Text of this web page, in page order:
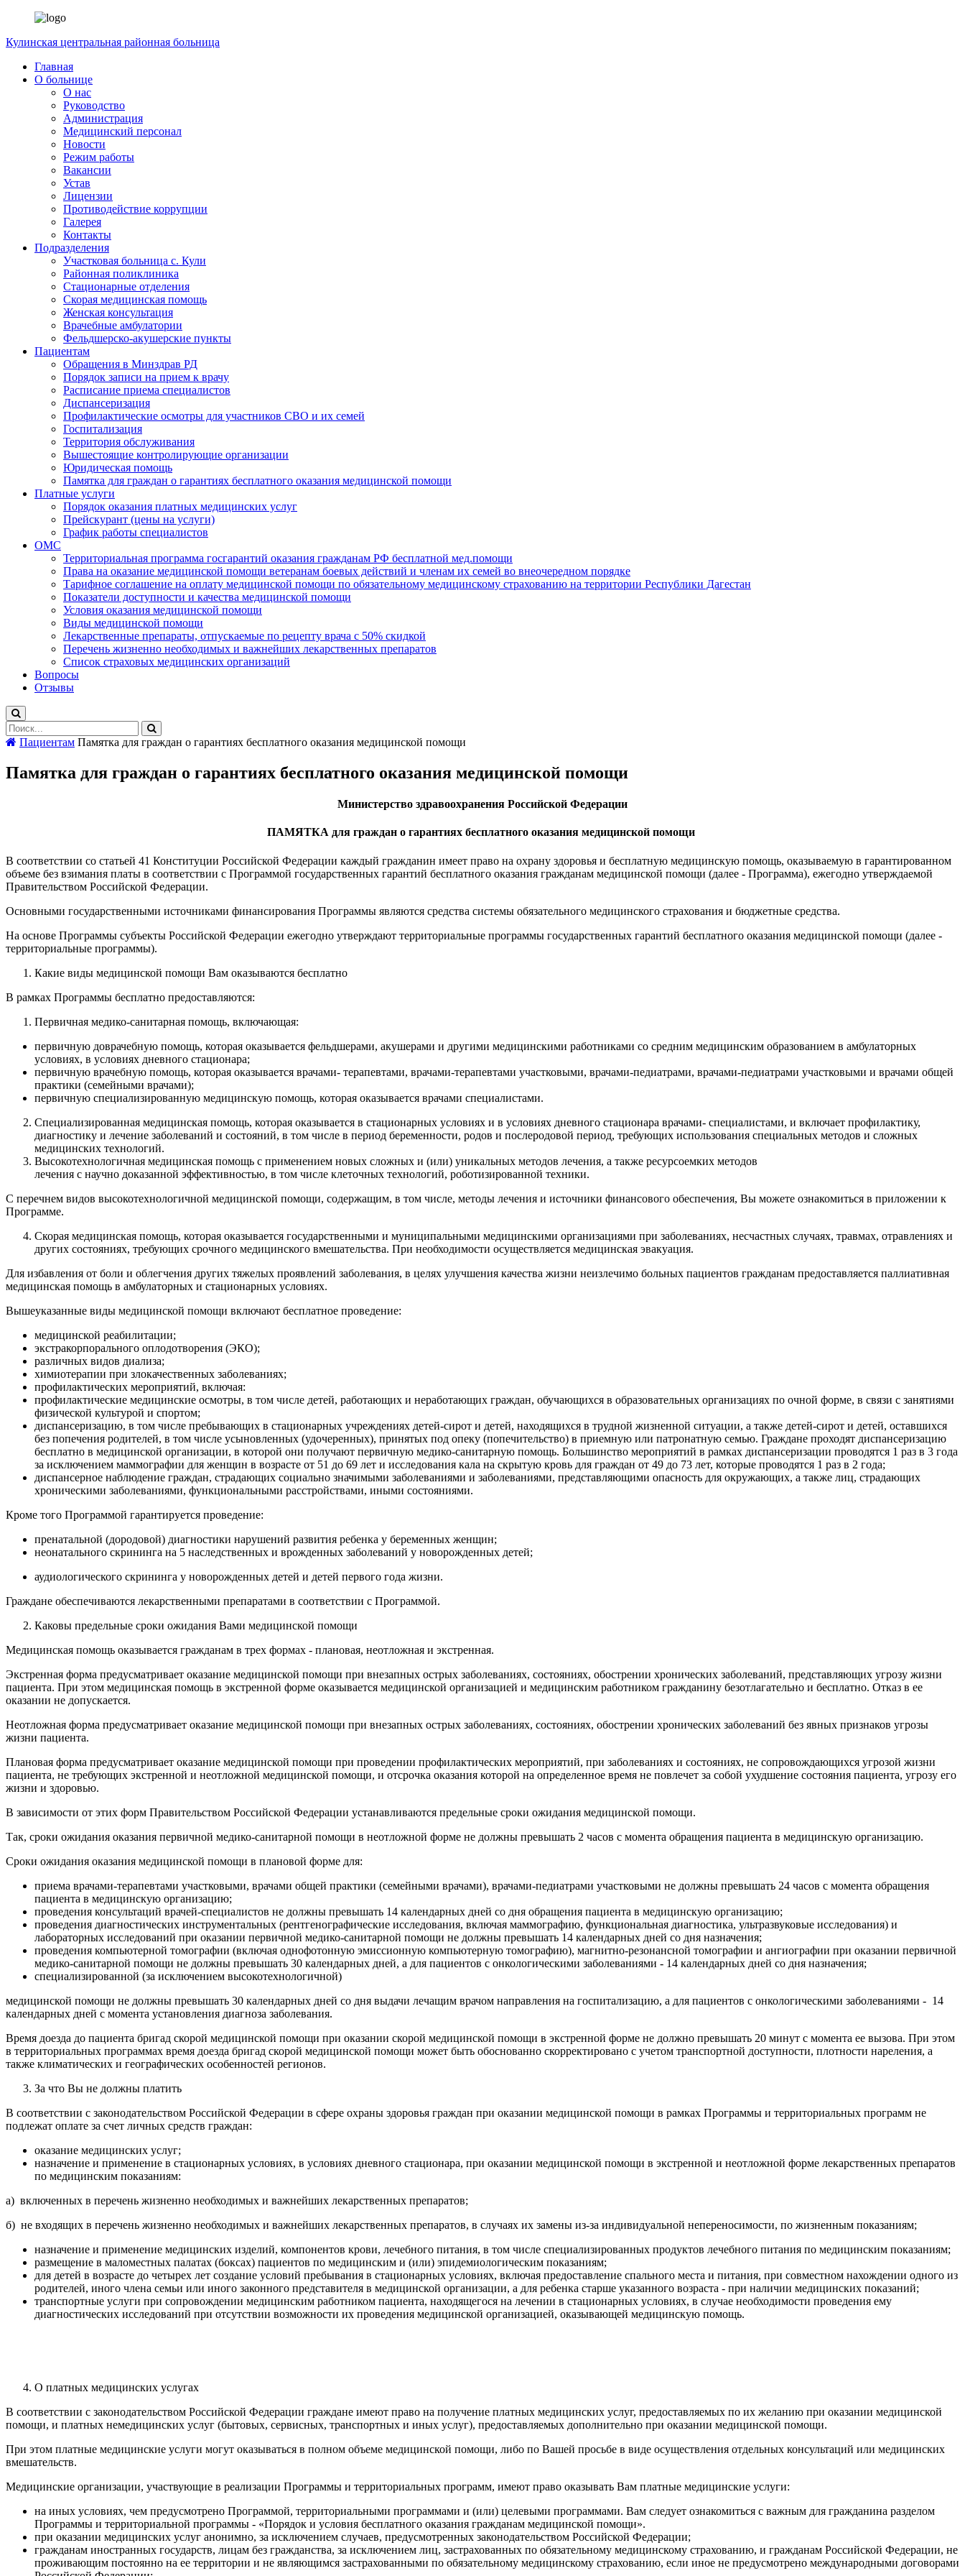
Кулинская центральная районная больница
Главная
О больнице
О нас
Руководство
Администрация
Медицинский персонал
Новости
Режим работы
Вакансии
Устав
Лицензии
Противодействие коррупции
Галерея
Контакты
Подразделения
Участковая больница с. Кули
Районная поликлиника
Стационарные отделения
Скорая медицинская помощь
Женская консультация
Врачебные амбулатории
Фельдшерско-акушерские пункты
Пациентам
Обращения в Минздрав РД
Порядок записи на прием к врачу
Расписание приема специалистов
Диспансеризация
Профилактические осмотры для участников СВО и их семей
Госпитализация
Территория обслуживания
Вышестоящие контролирующие организации
Юридическая помощь
Памятка для граждан о гарантиях бесплатного оказания медицинской помощи
Платные услуги
Порядок оказания платных медицинских услуг
Прейскурант (цены на услуги)
График работы специалистов
ОМС
Территориальная программа госгарантий оказания гражданам РФ бесплатной мед.помощи
Права на оказание медицинской помощи ветеранам боевых действий и членам их семей во внеочередном порядке
Тарифное соглашение на оплату медицинской помощи по обязательному медицинскому страхованию на территории Республики Дагестан
Показатели доступности и качества медицинской помощи
Условия оказания медицинской помощи
Виды медицинской помощи
Лекарственные препараты, отпускаемые по рецепту врача с 50% скидкой
Перечень жизненно необходимых и важнейших лекарственных препаратов
Список страховых медицинских организаций
Вопросы
Отзывы
Пациентам Памятка для граждан о гарантиях бесплатного оказания медицинской помощи
Памятка для граждан о гарантиях бесплатного оказания медицинской помощи
Министерство здравоохранения Российской Федерации
ПАМЯТКА для граждан о гарантиях бесплатного оказания медицинской помощи
В соответствии со статьей 41 Конституции Российской Федерации каждый гражданин имеет право на охрану здоровья и бесплатную медицинскую помощь, оказываемую в гарантированном
объеме без взимания платы в соответствии с Программой государственных гарантий бесплатного оказания гражданам медицинской помощи (далее - Программа), ежегодно утверждаемой
Правительством Российской Федерации.
Основными государственными источниками финансирования Программы являются средства системы обязательного медицинского страхования и бюджетные средства.
На основе Программы субъекты Российской Федерации ежегодно утверждают территориальные программы государственных гарантий бесплатного оказания медицинской помощи (далее -
территориальные программы).
Какие виды медицинской помощи Вам оказываются бесплатно
В рамках Программы бесплатно предоставляются:
Первичная медико-санитарная помощь, включающая:
первичную доврачебную помощь, которая оказывается фельдшерами, акушерами и другими медицинскими работниками со средним медицинским образованием в амбулаторных
условиях, в условиях дневного стационара;
первичную врачебную помощь, которая оказывается врачами- терапевтами, врачами-терапевтами участковыми, врачами-педиатрами, врачами-педиатрами участковыми и врачами общей
практики (семейными врачами);
первичную специализированную медицинскую помощь, которая оказывается врачами специалистами.
Специализированная медицинская помощь, которая оказывается в стационарных условиях и в условиях дневного стационара врачами- специалистами, и включает профилактику,
диагностику и лечение заболеваний и состояний, в том числе в период беременности, родов и послеродовой период, требующих использования специальных методов и сложных
медицинских технологий.
Высокотехнологичная медицинская помощь с применением новых сложных и (или) уникальных методов лечения, а также ресурсоемких методов
лечения с научно доказанной эффективностью, в том числе клеточных технологий, роботизированной техники.
С перечнем видов высокотехнологичной медицинской помощи, содержащим, в том числе, методы лечения и источники финансового обеспечения, Вы можете ознакомиться в приложении к
Программе.
Скорая медицинская помощь, которая оказывается государственными и муниципальными медицинскими организациями при заболеваниях, несчастных случаях, травмах, отравлениях и
других состояниях, требующих срочного медицинского вмешательства. При необходимости осуществляется медицинская эвакуация.
Для избавления от боли и облегчения других тяжелых проявлений заболевания, в целях улучшения качества жизни неизлечимо больных пациентов гражданам предоставляется паллиативная
медицинская помощь в амбулаторных и стационарных условиях.
Вышеуказанные виды медицинской помощи включают бесплатное проведение:
медицинской реабилитации;
экстракорпорального оплодотворения (ЭКО);
различных видов диализа;
химиотерапии при злокачественных заболеваниях;
профилактических мероприятий, включая:
профилактические медицинские осмотры, в том числе детей, работающих и неработающих граждан, обучающихся в образовательных организациях по очной форме, в связи с занятиями
физической культурой и спортом;
диспансеризацию, в том числе пребывающих в стационарных учреждениях детей-сирот и детей, находящихся в трудной жизненной ситуации, а также детей-сирот и детей, оставшихся
без попечения родителей, в том числе усыновленных (удочеренных), принятых под опеку (попечительство) в приемную или патронатную семью. Граждане проходят диспансеризацию
бесплатно в медицинской организации, в которой они получают первичную медико-санитарную помощь. Большинство мероприятий в рамках диспансеризации проводятся 1 раз в 3 года
за исключением маммографии для женщин в возрасте от 51 до 69 лет и исследования кала на скрытую кровь для граждан от 49 до 73 лет, которые проводятся 1 раз в 2 года;
диспансерное наблюдение граждан, страдающих социально значимыми заболеваниями и заболеваниями, представляющими опасность для окружающих, а также лиц, страдающих
хроническими заболеваниями, функциональными расстройствами, иными состояниями.
Кроме того Программой гарантируется проведение:
пренатальной (дородовой) диагностики нарушений развития ребенка у беременных женщин;
неонатального скрининга на 5 наследственных и врожденных заболеваний у новорожденных детей;
аудиологического скрининга у новорожденных детей и детей первого года жизни.
Граждане обеспечиваются лекарственными препаратами в соответствии с Программой.
Каковы предельные сроки ожидания Вами медицинской помощи
Медицинская помощь оказывается гражданам в трех формах - плановая, неотложная и экстренная.
Экстренная форма предусматривает оказание медицинской помощи при внезапных острых заболеваниях, состояниях, обострении хронических заболеваний, представляющих угрозу жизни
пациента. При этом медицинская помощь в экстренной форме оказывается медицинской организацией и медицинским работником гражданину безотлагательно и бесплатно. Отказ в ее
оказании не допускается.
Неотложная форма предусматривает оказание медицинской помощи при внезапных острых заболеваниях, состояниях, обострении хронических заболеваний без явных признаков угрозы
жизни пациента.
Плановая форма предусматривает оказание медицинской помощи при проведении профилактических мероприятий, при заболеваниях и состояниях, не сопровождающихся угрозой жизни
пациента, не требующих экстренной и неотложной медицинской помощи, и отсрочка оказания которой на определенное время не повлечет за собой ухудшение состояния пациента, угрозу его
жизни и здоровью.
В зависимости от этих форм Правительством Российской Федерации устанавливаются предельные сроки ожидания медицинской помощи.
Так, сроки ожидания оказания первичной медико-санитарной помощи в неотложной форме не должны превышать 2 часов с момента обращения пациента в медицинскую организацию.
Сроки ожидания оказания медицинской помощи в плановой форме для:
приема врачами-терапевтами участковыми, врачами общей практики (семейными врачами), врачами-педиатрами участковыми не должны превышать 24 часов с момента обращения
пациента в медицинскую организацию;
проведения консультаций врачей-специалистов не должны превышать 14 календарных дней со дня обращения пациента в медицинскую организацию;
проведения диагностических инструментальных (рентгенографические исследования, включая маммографию, функциональная диагностика, ультразвуковые исследования) и
лабораторных исследований при оказании первичной медико-санитарной помощи не должны превышать 14 календарных дней со дня назначения;
проведения компьютерной томографии (включая однофотонную эмиссионную компьютерную томографию), магнитно-резонансной томографии и ангиографии при оказании первичной
медико-санитарной помощи не должны превышать 30 календарных дней, а для пациентов с онкологическими заболеваниями - 14 календарных дней со дня назначения;
специализированной (за исключением высокотехнологичной)
медицинской помощи не должны превышать 30 календарных дней со дня выдачи лечащим врачом направления на госпитализацию, а для пациентов с онкологическими заболеваниями - 14
календарных дней с момента установления диагноза заболевания.
Время доезда до пациента бригад скорой медицинской помощи при оказании скорой медицинской помощи в экстренной форме не должно превышать 20 минут с момента ее вызова. При этом
в территориальных программах время доезда бригад скорой медицинской помощи может быть обоснованно скорректировано с учетом транспортной доступности, плотности нареления, а
также климатических и географических особенностей регионов.
За что Вы не должны платить
В соответствии с законодательством Российской Федерации в сфере охраны здоровья граждан при оказании медицинской помощи в рамках Программы и территориальных программ не
подлежат оплате за счет личных средств граждан:
оказание медицинских услуг;
назначение и применение в стационарных условиях, в условиях дневного стационара, при оказании медицинской помощи в экстренной и неотложной форме лекарственных препаратов
по медицинским показаниям:
а) включенных в перечень жизненно необходимых и важнейших лекарственных препаратов;
б) не входящих в перечень жизненно необходимых и важнейших лекарственных препаратов, в случаях их замены из-за индивидуальной непереносимости, по жизненным показаниям;
назначение и применение медицинских изделий, компонентов крови, лечебного питания, в том числе специализированных продуктов лечебного питания по медицинским показаниям;
размещение в маломестных палатах (боксах) пациентов по медицинским и (или) эпидемиологическим показаниям;
для детей в возрасте до четырех лет создание условий пребывания в стационарных условиях, включая предоставление спального места и питания, при совместном нахождении одного из
родителей, иного члена семьи или иного законного представителя в медицинской организации, а для ребенка старше указанного возраста - при наличии медицинских показаний;
транспортные услуги при сопровождении медицинским работником пациента, находящегося на лечении в стационарных условиях, в случае необходимости проведения ему
диагностических исследований при отсутствии возможности их проведения медицинской организацией, оказывающей медицинскую помощь.
О платных медицинских услугах
В соответствии с законодательством Российской Федерации граждане имеют право на получение платных медицинских услуг, предоставляемых по их желанию при оказании медицинской
помощи, и платных немедицинских услуг (бытовых, сервисных, транспортных и иных услуг), предоставляемых дополнительно при оказании медицинской помощи.
При этом платные медицинские услуги могут оказываться в полном объеме медицинской помощи, либо по Вашей просьбе в виде осуществления отдельных консультаций или медицинских
вмешательств.
Медицинские организации, участвующие в реализации Программы и территориальных программ, имеют право оказывать Вам платные медицинские услуги:
на иных условиях, чем предусмотрено Программой, территориальными программами и (или) целевыми программами. Вам следует ознакомиться с важным для гражданина разделом
Программы и территориальной программы - «Порядок и условия бесплатного оказания гражданам медицинской помощи».
при оказании медицинских услуг анонимно, за исключением случаев, предусмотренных законодательством Российской Федерации;
гражданам иностранных государств, лицам без гражданства, за исключением лиц, застрахованных по обязательному медицинскому страхованию, и гражданам Российской Федерации, не
проживающим постоянно на ее территории и не являющимся застрахованными по обязательному медицинскому страхованию, если иное не предусмотрено международными договорами